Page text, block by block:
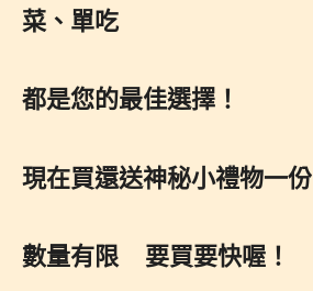
菜、單吃
都是您的最佳選擇！
現在買還送神秘小禮物一份
數量有限 要買要快喔！